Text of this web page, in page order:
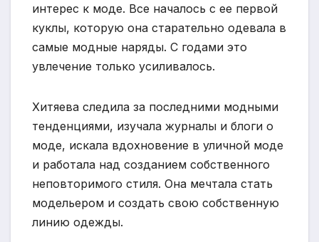
интерес к моде. Все началось с ее первой
куклы, которую она старательно одевала в
самые модные наряды. С годами это
увлечение только усиливалось.
Хитяева следила за последними модными
тенденциями, изучала журналы и блоги о
моде, искала вдохновение в уличной моде
и работала над созданием собственного
неповторимого стиля. Она мечтала стать
модельером и создать свою собственную
линию одежды.